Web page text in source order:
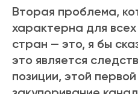
Вторая проблема,
характерна для
стран — это, я бы
это является
позиции, этой